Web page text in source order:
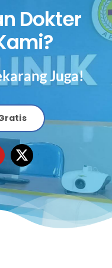
Dokter
Juga!